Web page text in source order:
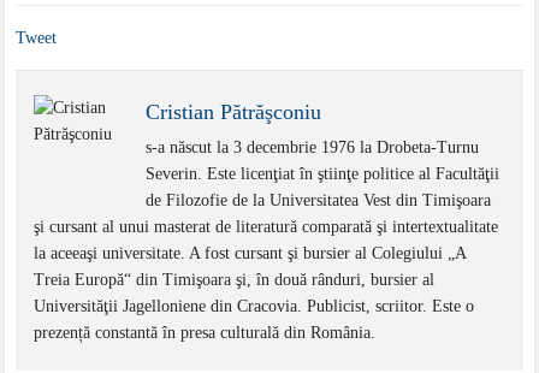
Tweet
Cristian Pătrăşconiu
s-a născut la 3 decembrie 1976 la Drobeta-Turnu
Severin. Este licenţiat în ştiinţe politice al Facultăţii
de Filozofie de la Universitatea Vest din Timişoara
şi cursant al unui masterat de literatură comparată şi intertextualitate
la aceeaşi universitate. A fost cursant şi bursier al Colegiului „A
Treia Europă“ din Timişoara şi, în două rânduri, bursier al
Universităţii Jagelloniene din Cracovia. Publicist, scriitor. Este o
prezență constantă în presa culturală din România.